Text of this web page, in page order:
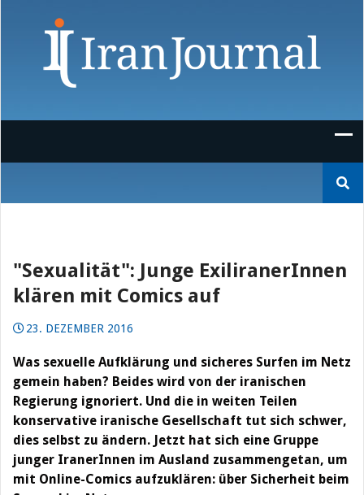
nach:
"Sexualität": Junge ExiliranerInnen
klären mit Comics auf
23. DEZEMBER 2016
Was sexuelle Aufklärung und sicheres Surfen im Netz
gemein haben? Beides wird von der iranischen
Regierung ignoriert. Und die in weiten Teilen
konservative iranische Gesellschaft tut sich schwer,
dies selbst zu ändern. Jetzt hat sich eine Gruppe
junger IranerInnen im Ausland zusammengetan, um
mit Online-Comics aufzuklären: über Sicherheit beim